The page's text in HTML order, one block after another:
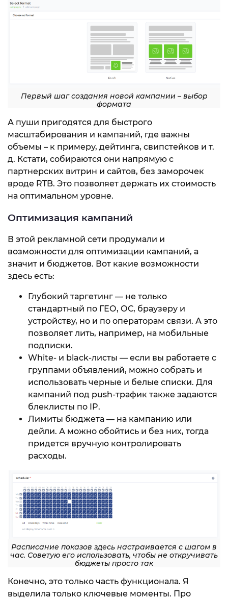
Первый шаг создания новой кампании – выбор
формата
А пуши пригодятся для быстрого
масштабирования и кампаний, где важны
объемы – к примеру, дейтинга, свипстейков и т.
д. Кстати, собираются они напрямую с
партнерских витрин и сайтов, без заморочек
вроде RTB. Это позволяет держать их стоимость
на оптимальном уровне.
Оптимизация кампаний
В этой рекламной сети продумали и
возможности для оптимизации кампаний, а
значит и бюджетов. Вот какие возможности
здесь есть:
Глубокий таргетинг — не только
стандартный по ГЕО, ОС, браузеру и
устройству, но и по операторам связи. А это
позволяет лить, например, на мобильные
подписки.
White- и black-листы — если вы работаете с
группами объявлений, можно собрать и
использовать черные и белые списки. Для
кампаний под push-трафик также задаются
блеклисты по IP.
Лимиты бюджета — на кампанию или
дейли. А можно обойтись и без них, тогда
придется вручную контролировать
расходы.
Расписание показов здесь настраивается с шагом в
час. Советую его использовать, чтобы не откручивать
бюджеты просто так
Конечно, это только часть функционала. Я
выделила только ключевые моменты. Про